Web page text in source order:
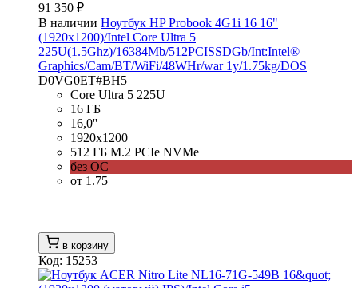
91 350 ₽
В наличии Ноутбук HP Probook 4G1i 16 16"
(1920x1200)/Intel Core Ultra 5
225U(1.5Ghz)/16384Mb/512PCISSDGb/Int:Intel®
Graphics/Cam/BT/WiFi/48WHr/war 1y/1.75kg/DOS
D0VG0ET#BH5
Core Ultra 5 225U
16 ГБ
16,0''
1920x1200
512 ГБ M.2 PCIe NVMe
без ОС
от 1.75
в корзину
Код: 15253